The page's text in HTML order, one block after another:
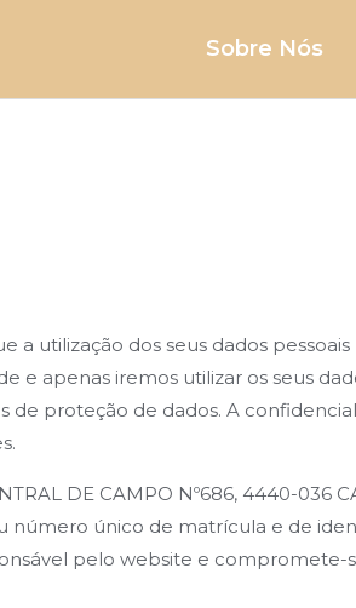
Sobre Nós
a utilização dos seus dados pessoais
e apenas iremos utilizar os seus
de proteção de dados.A
DE CAMPO Nº686, 4440-036
número único de matrícula e de
pelo website e compromete-